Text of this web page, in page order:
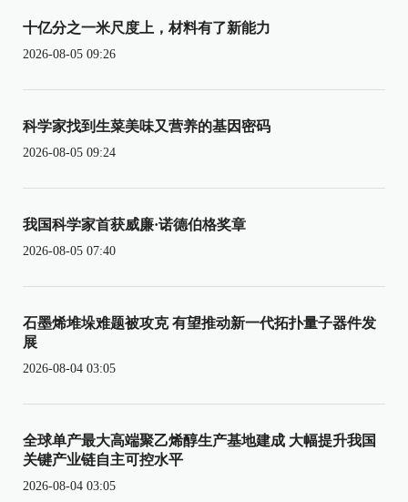
十亿分之一米尺度上，材料有了新能力
2026-08-05 09:26
科学家找到生菜美味又营养的基因密码
2026-08-05 09:24
我国科学家首获威廉·诺德伯格奖章
2026-08-05 07:40
石墨烯堆垛难题被攻克 有望推动新一代拓扑量子器件发
展
2026-08-04 03:05
全球单产最大高端聚乙烯醇生产基地建成 大幅提升我国
关键产业链自主可控水平
2026-08-04 03:05